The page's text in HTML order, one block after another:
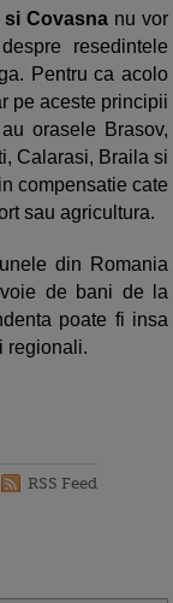
si Covasna nu vor
resedintele
Pentru ca acolo
pe aceste principii
orasele Brasov,
Calarasi, Braila si
compensatie cate
sau agricultura.
din Romania
de bani de la
poate fi insa
regionali.
RSS Feed